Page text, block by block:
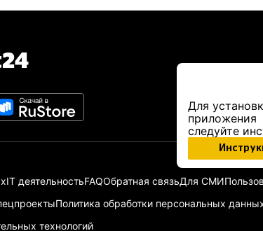
Для
приложения
следуйте
IT деятельностьFAQОбратная связьДля СМИ
Политика обработки персональных
технологий